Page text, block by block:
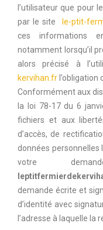
l’utilisateur que pour
par le site
le-ptit-
ces informations
notamment lorsqu’il
alors précisé à
kervihan.fr
Conformément aux
la loi 78-17 du 6
fichiers et aux
d’accès, de
données personnelles
votre
demande écrite et
d’identité avec
l’adresse à laquelle la